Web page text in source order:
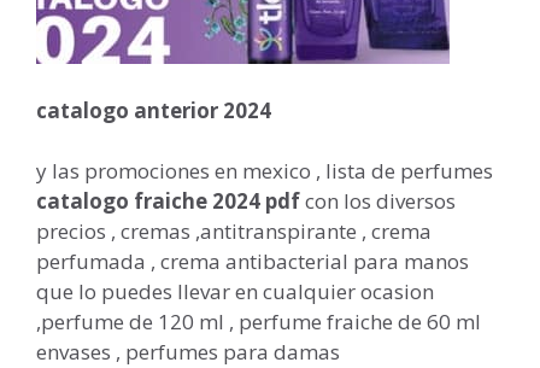
catalogo anterior 2024
y las promociones en mexico , lista de perfumes
catalogo fraiche 2024 pdfcon los diversos
precios , cremas ,antitranspirante , crema
perfumada , crema antibacterial para manos
que lo puedes llevar en cualquier ocasion
,perfume de 120 ml , perfume fraiche de 60 ml
envases , perfumes para damas